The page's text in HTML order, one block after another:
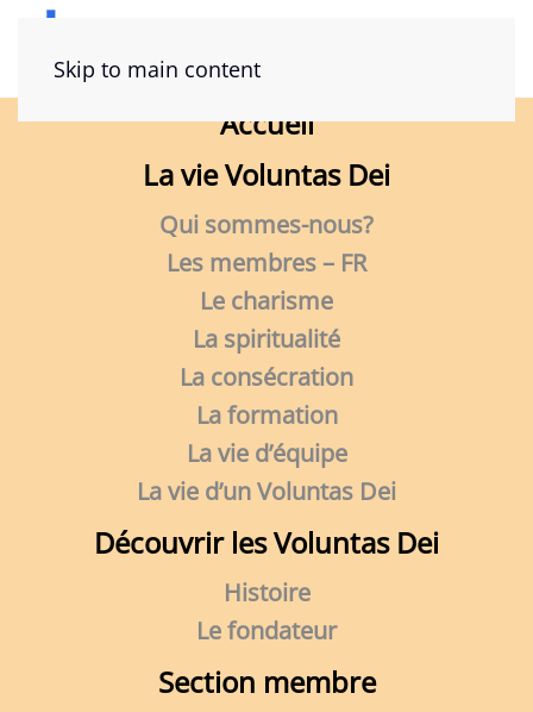
Skip to main content
Accueil
La vie Voluntas Dei
Qui sommes-nous?
Les membres – FR
Le charisme
La spiritualité
La consécration
La formation
La vie d’équipe
La vie d’un Voluntas Dei
Découvrir les Voluntas Dei
Histoire
Le fondateur
Section membre